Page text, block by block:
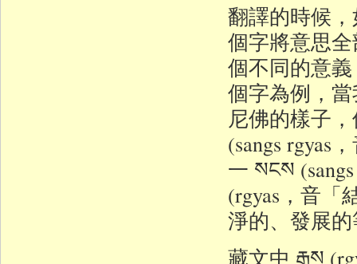
翻譯的時候
個字將意思
個不同的意
個字為例，
尼佛的樣子
(sangs rgyas
一 སངས
(rgyas，音「
淨的、發展
藏文中 རྒྱས